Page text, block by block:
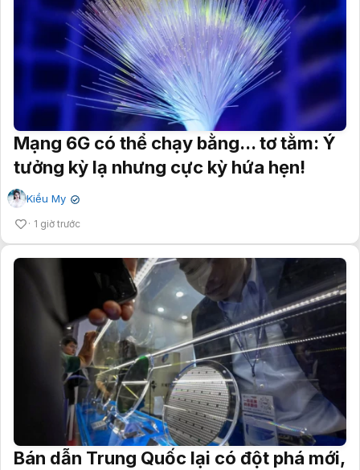
Mạng 6G có thể chạy bằng... tơ tằm: Ý
tưởng kỳ lạ nhưng cực kỳ hứa hẹn!
Kiều My ✔
1 giờ trước
Bán dẫn Trung Quốc lại có đột phá mới,